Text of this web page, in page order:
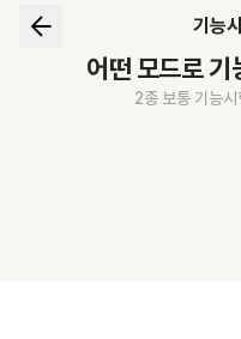
기능
어떤 모드로
2종 보통 기능